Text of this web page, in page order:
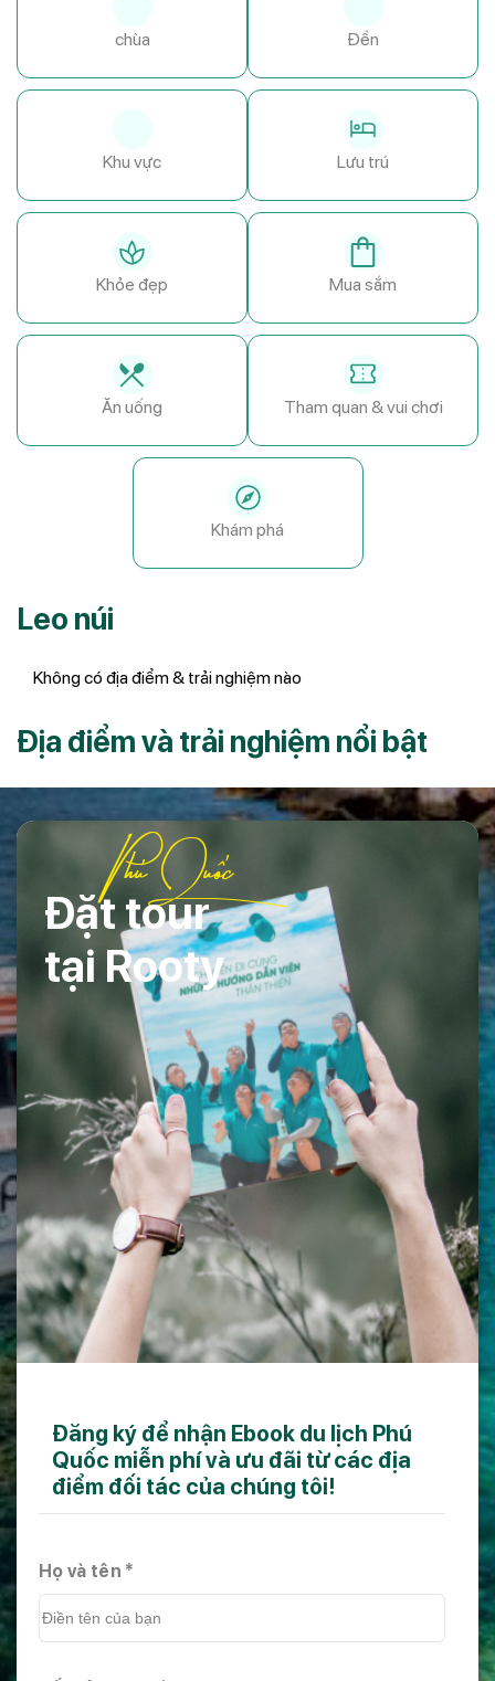
chùa Đền
Khu vực Lưu trú
Khỏe đẹp Mua sắm
Ăn uống Tham quan & vui chơi
Khám phá
Leo núi
Không có địa điểm & trải nghiệm nào
Địa điểm và trải nghiệm nổi bật
Đặt tour
tại Rooty
Phú Quốc
Đăng ký để nhận Ebook du lịch Phú
Quốc miễn phí và ưu đãi từ các địa
điểm đối tác của chúng tôi!
Họ và tên *